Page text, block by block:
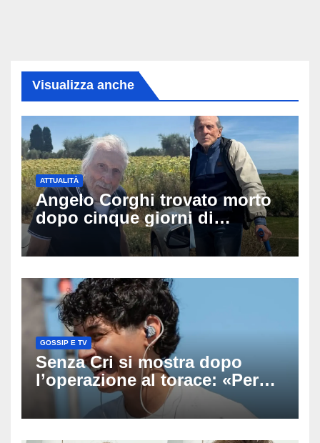
Visualizza anche
ATTUALITÀ
Angelo Corghi trovato morto
dopo cinque giorni di
ricerche: il giallo dell’80enne
scomparso dopo essere
GOSSIP E TV
Senza Cri si mostra dopo
l’operazione al torace: «Per
anni mi sentivo in trappola», il
racconto sul difficile percorso